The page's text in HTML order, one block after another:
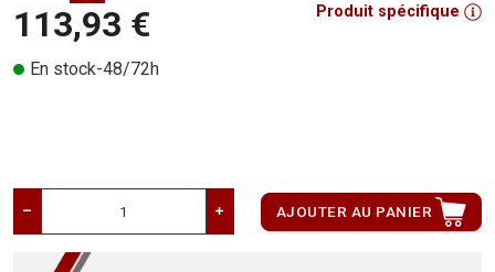
113,93 €
En stock-48/72h
Produit spécifique
AJOUTER AU PANIER